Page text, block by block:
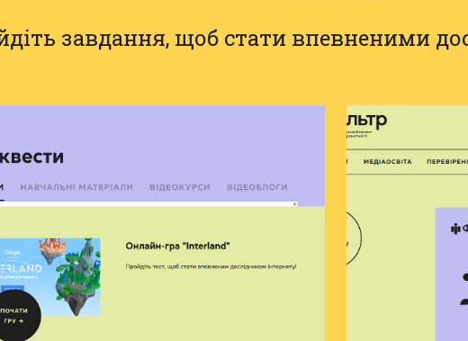
завдання, щоб стати впевненими